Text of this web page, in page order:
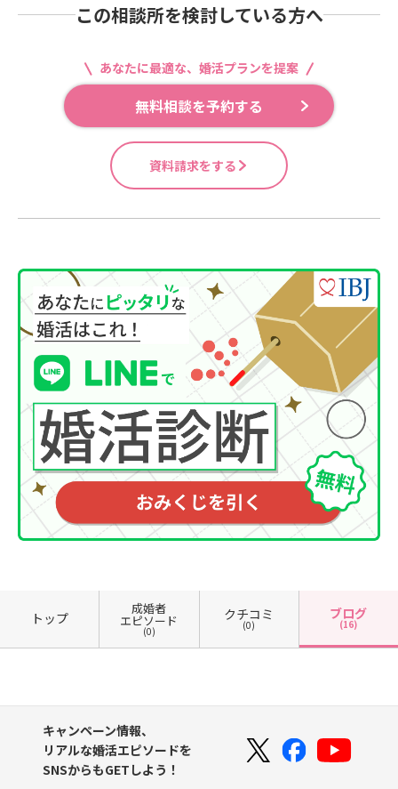
この相談所を検討している方へ
あなたに最適な、婚活プランを提案
無料相談を予約する
資料請求をする
トップ
成婚者
エピソード
(0)
クチコミ
(0)
ブログ
(16)
キャンペーン情報、
リアルな婚活エピソードを
SNSからもGETしよう！